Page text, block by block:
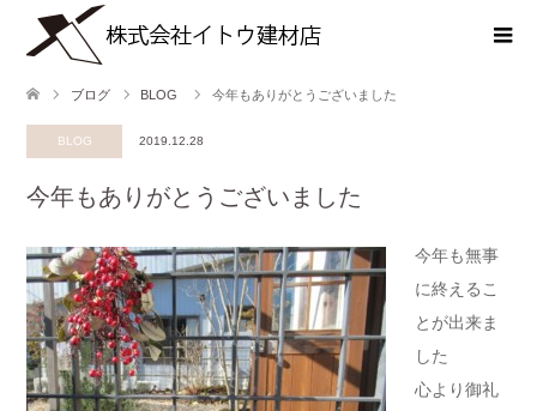
ブログ BLOG 今年もありがとうございました
BLOG 2019.12.28
今年もありがとうございました
今年も無事
に終えるこ
とが出来ま
した
心より御礼